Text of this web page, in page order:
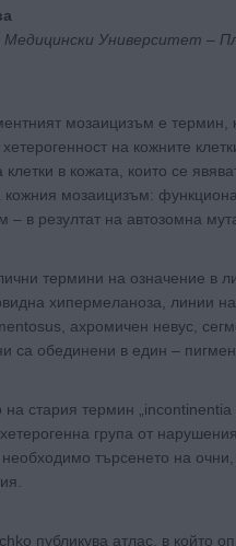
Университет –
мозаицизъм е термин,
на кожните
в кожата, които се
кожния мозаицизъм:
в резултат на автозомна
термини на означение в
хипермеланоза, линии
ахромичен невус,
са обединени в един –
стария термин
група от
търсенето на
публикува атлас, в който